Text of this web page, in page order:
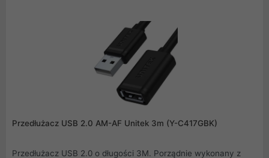
Przedłużacz USB 2.0 AM-AF Unitek 3m (Y-C417GBK)
Przedłużacz USB 2.0 o długości 3M. Porządnie wykonany z